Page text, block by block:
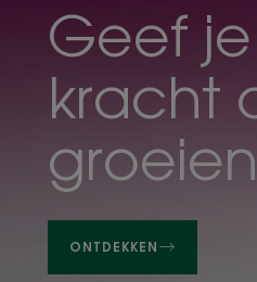
Geef
kracht
ONTDEKKEN